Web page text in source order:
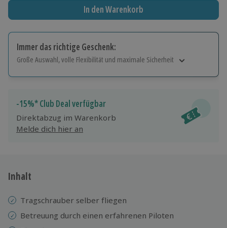
In den Warenkorb
Immer das richtige Geschenk:
Große Auswahl, volle Flexibilität und maximale Sicherheit
Jeder Gutschein für alle Erlebnisse einlösbar.
Maximale Sicherheit
10 Jahre gültig & verlängerbar.
-15%* Club Deal verfügbar
Direktabzug im Warenkorb
Melde dich hier an
Inhalt
Tragschrauber selber fliegen
Betreuung durch einen erfahrenen Piloten